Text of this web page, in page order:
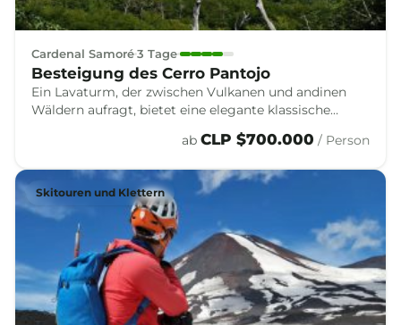
Cardenal Samoré 3 Tage
Besteigung des Cerro Pantojo
Ein Lavaturm, der zwischen Vulkanen und andinen
Wäldern aufragt, bietet eine elegante klassische
ab CLP $700.000 / Person
Skitouren und Klettern